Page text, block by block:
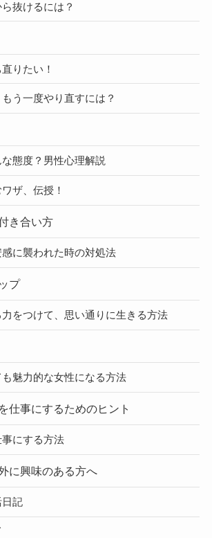
抜けるには？
りたい！
う一度やり直すには？
態度？男性心理解説
ザ、伝授！
き合い方
に襲われた時の対処法
プ
力をつけて、思い通りに生きる方法
魅力的な女性になる方法
仕事にするためのヒント
事にする方法
に興味のある方へ
日記